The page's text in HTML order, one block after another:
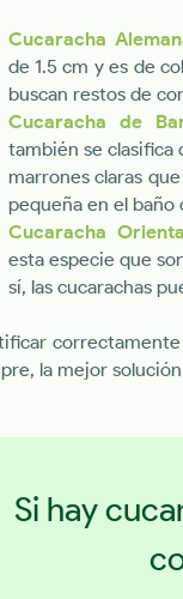
Cucaracha
de 1.5 cm y es de
buscan restos de
Cucaracha de
también se clasifica
marrones claras
pequeña en el baño
Cucaracha
esta especie que
sí, las cucarachas
la mejor
Si hay